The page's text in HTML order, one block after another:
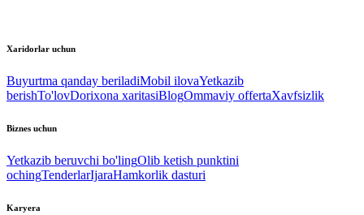
Xaridorlar uchun
Buyurtma qanday beriladiMobil ilovaYetkazib
berishTo'lovDorixona xaritasiBlogOmmaviy offertaXavfsizlik
Biznes uchun
Yetkazib beruvchi bo'lingOlib ketish punktini
ochingTenderlarIjaraHamkorlik dasturi
Karyera